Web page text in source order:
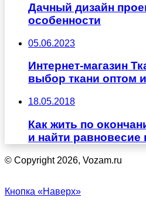
Дачный дизайн
особенности
05.06.2023
Интернет-магазин
выбор ткани оптом
18.05.2018
Как жить по
и найти равновесие
© Copyright 2026, Vozam.ru
Кнопка «Наверх»